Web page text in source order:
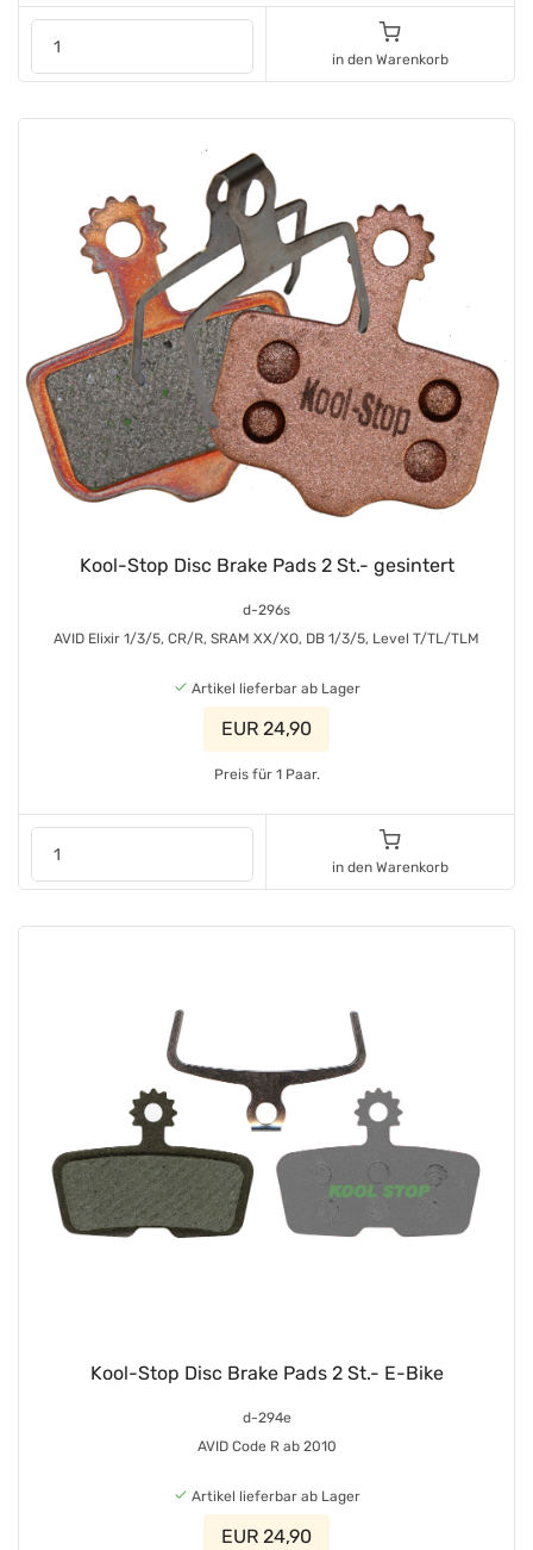
in den Warenkorb
Kool-Stop Disc Brake Pads 2 St.- gesintert
d-296s
AVID Elixir 1/3/5, CR/R, SRAM XX/XO, DB 1/3/5, Level T/TL/TLM
Artikel lieferbar ab Lager
EUR 24,90
Preis für 1 Paar.
in den Warenkorb
Kool-Stop Disc Brake Pads 2 St.- E-Bike
d-294e
AVID Code R ab 2010
Artikel lieferbar ab Lager
EUR 24,90